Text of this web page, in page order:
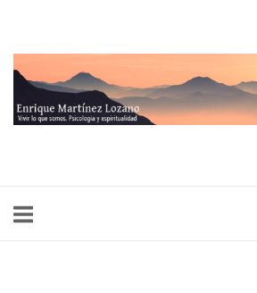
contenido